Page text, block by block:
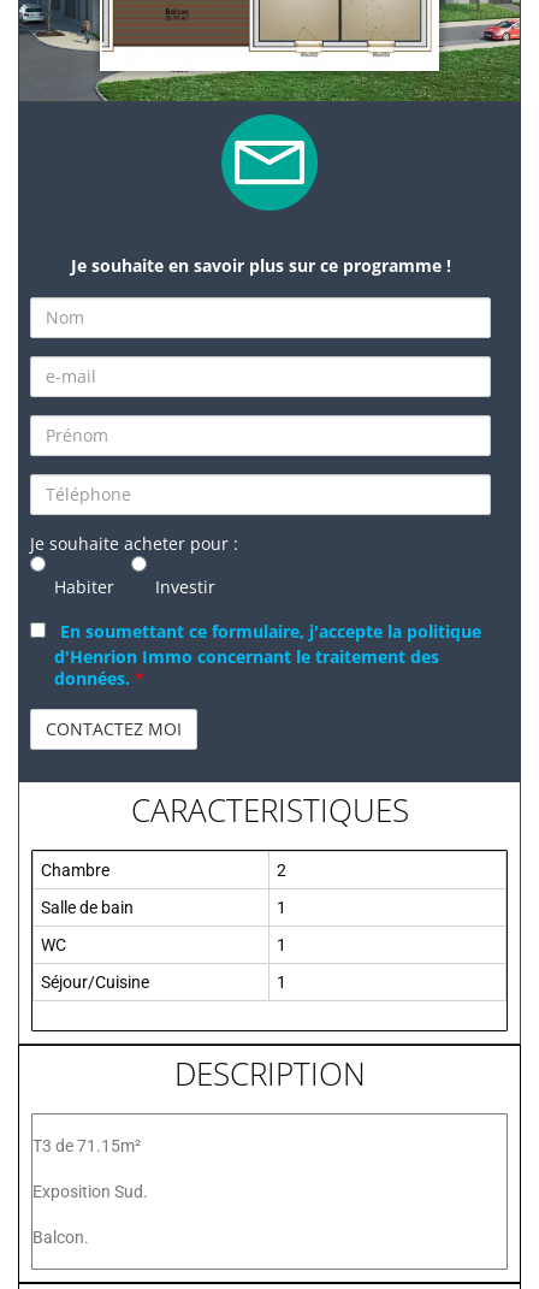
Je souhaite en savoir plus sur ce programme !
Je souhaite acheter pour :
Habiter
Investir
En soumettant ce formulaire, j'accepte la politique
d'Henrion Immo concernant le traitement des
données. *
CARACTERISTIQUES
Chambre
2
Salle de bain
1
WC
1
Séjour/Cuisine
1
DESCRIPTION
T3 de 71.15m²
Exposition Sud.
Balcon.